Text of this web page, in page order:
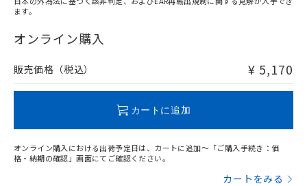
在庫等で未対応品が混在する可能性があります。
問い合わせください。
ます。
オンライン購入
販売価格（税込） ¥ 5,170
カートに追加
オンライン購入における出荷予定日は、カートに追加～「ご購入手続き：価
格・納期の確認」画面にてご確認ください。
カートをみる